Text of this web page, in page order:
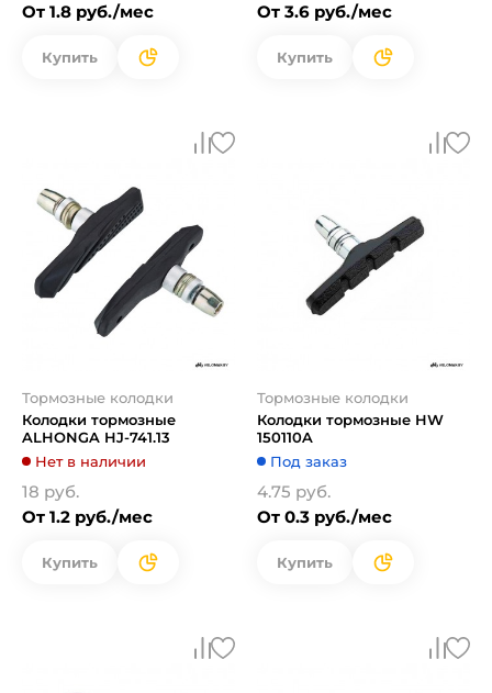
От 1.8 руб./мес
Купить
От 3.6 руб./мес
Купить
Тормозные колодки
Колодки тормозные
ALHONGA HJ-741.13
Нет в наличии
18 руб.
От 1.2 руб./мес
Купить
Тормозные колодки
Колодки тормозные HW
150110A
Под заказ
4.75 руб.
От 0.3 руб./мес
Купить